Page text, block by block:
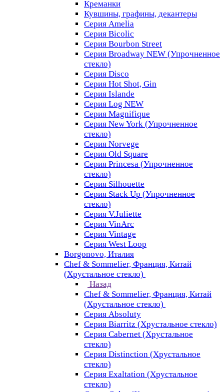
Креманки
Кувшины, графины, декантеры
Серия Amelia
Серия Bicolic
Серия Bourbon Street
Серия Broadway NEW (Упрочненное
стекло)
Серия Disco
Серия Hot Shot, Gin
Серия Islande
Серия Log NEW
Серия Magnifique
Серия New York (Упрочненное
стекло)
Серия Norvege
Серия Old Square
Серия Princesa (Упрочненное
стекло)
Серия Silhouette
Серия Stack Up (Упрочненное
стекло)
Серия V.Juliette
Серия VinArc
Серия Vintage
Серия West Loop
Borgonovo, Италия
Chef & Sommelier, Франция, Китай
(Хрустальное стекло)
Назад
Chef & Sommelier, Франция, Китай
(Хрустальное стекло)
Серия Absoluty
Серия Biarritz (Хрустальное стекло)
Серия Cabernet (Хрустальное
стекло)
Серия Distinction (Хрустальное
стекло)
Серия Exaltation (Хрустальное
стекло)